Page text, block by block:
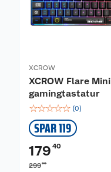
XCROW
XCROW Flare Mini
gamingtastatur
☆☆☆☆☆ (0)
SPAR 119
179 40
29900